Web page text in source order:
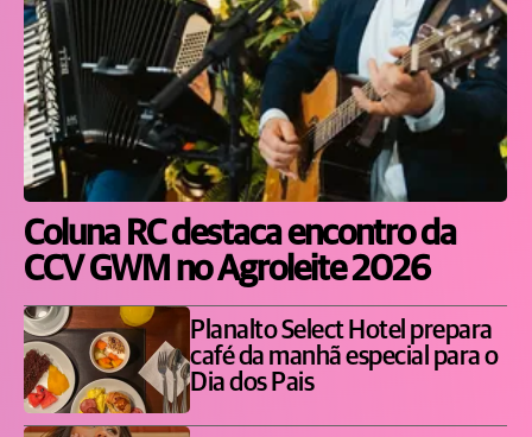
Coluna RC destaca encontro da
CCV GWM no Agroleite 2026
Planalto Select Hotel prepara
café da manhã especial para o
Dia dos Pais